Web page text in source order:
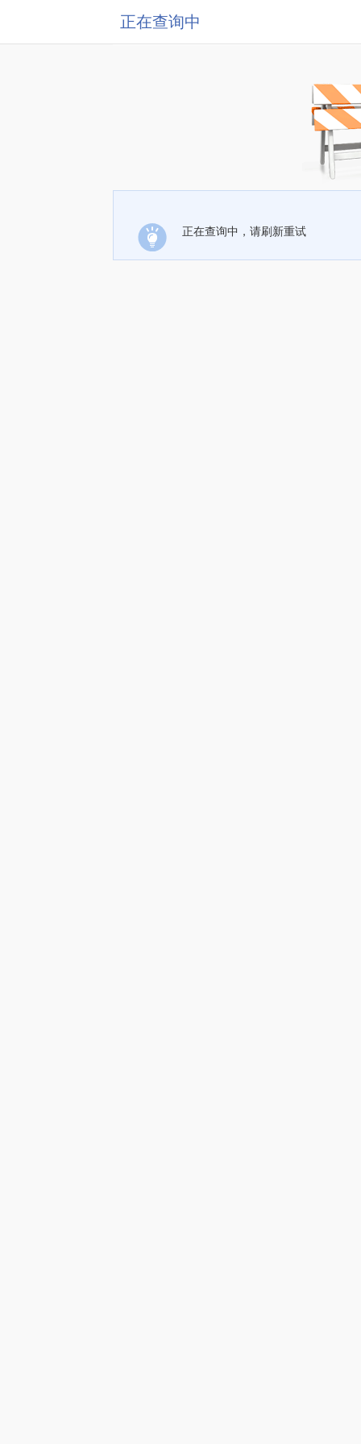
正在查询中
正在查询中，请刷新重试